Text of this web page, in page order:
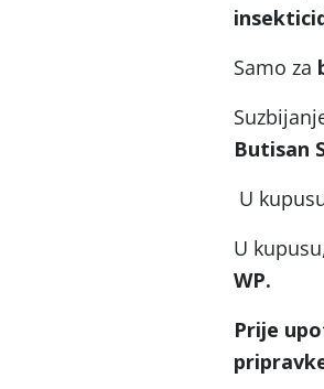
Samo za
Butisan
U
U
WP.
Prije